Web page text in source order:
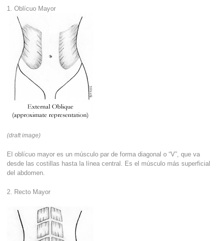
1. Oblícuo Mayor
(draft image)
El oblícuo mayor es un músculo par de forma diagonal o “V”, que va
desde las costillas hasta la línea central. Es el músculo más superficial
del abdomen.
2. Recto Mayor